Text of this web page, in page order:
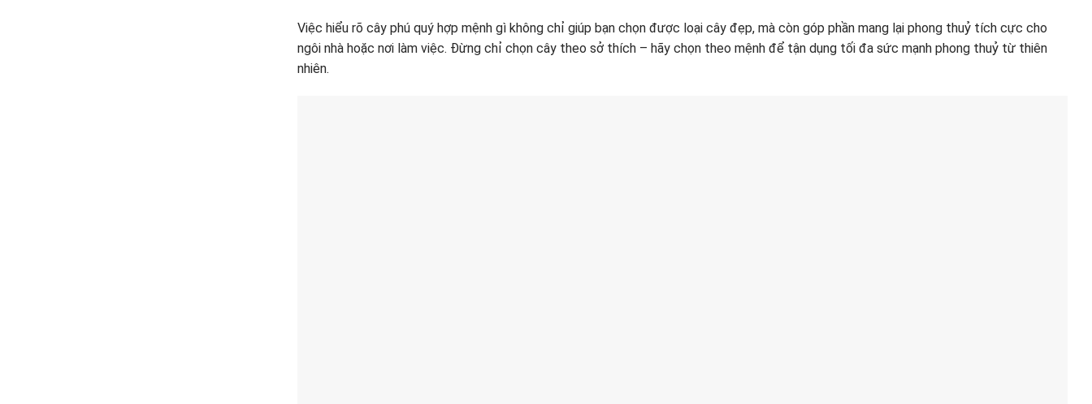
Việc hiểu rõ cây phú quý hợp mệnh gì không chỉ giúp bạn chọn được loại cây đẹp, mà còn góp phần mang lại phong thuỷ tích cực cho
ngôi nhà hoặc nơi làm việc. Đừng chỉ chọn cây theo sở thích – hãy chọn theo mệnh để tận dụng tối đa sức mạnh phong thuỷ từ thiên
nhiên.